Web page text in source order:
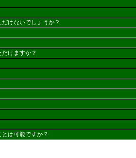
けないでしょうか？
けますか？
は可能ですか？